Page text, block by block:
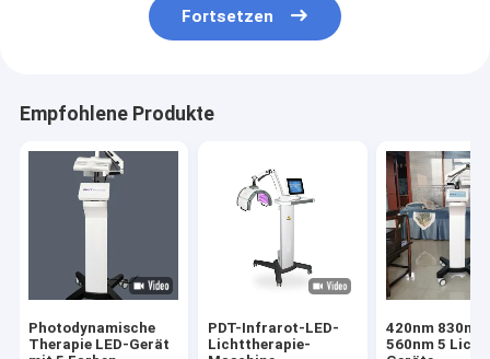
Fortsetzen
Empfohlene Produkte
Photodynamische
Therapie LED-Gerät
PDT-Infrarot-LED-
Lichttherapie-
420nm 830nm
560nm 5 Licht